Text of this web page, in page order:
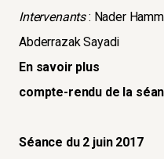
Intervenants: Nader
Abderrazak Sayadi
En savoir plus
compte-rendu de la
Séance du 2 juin 2017